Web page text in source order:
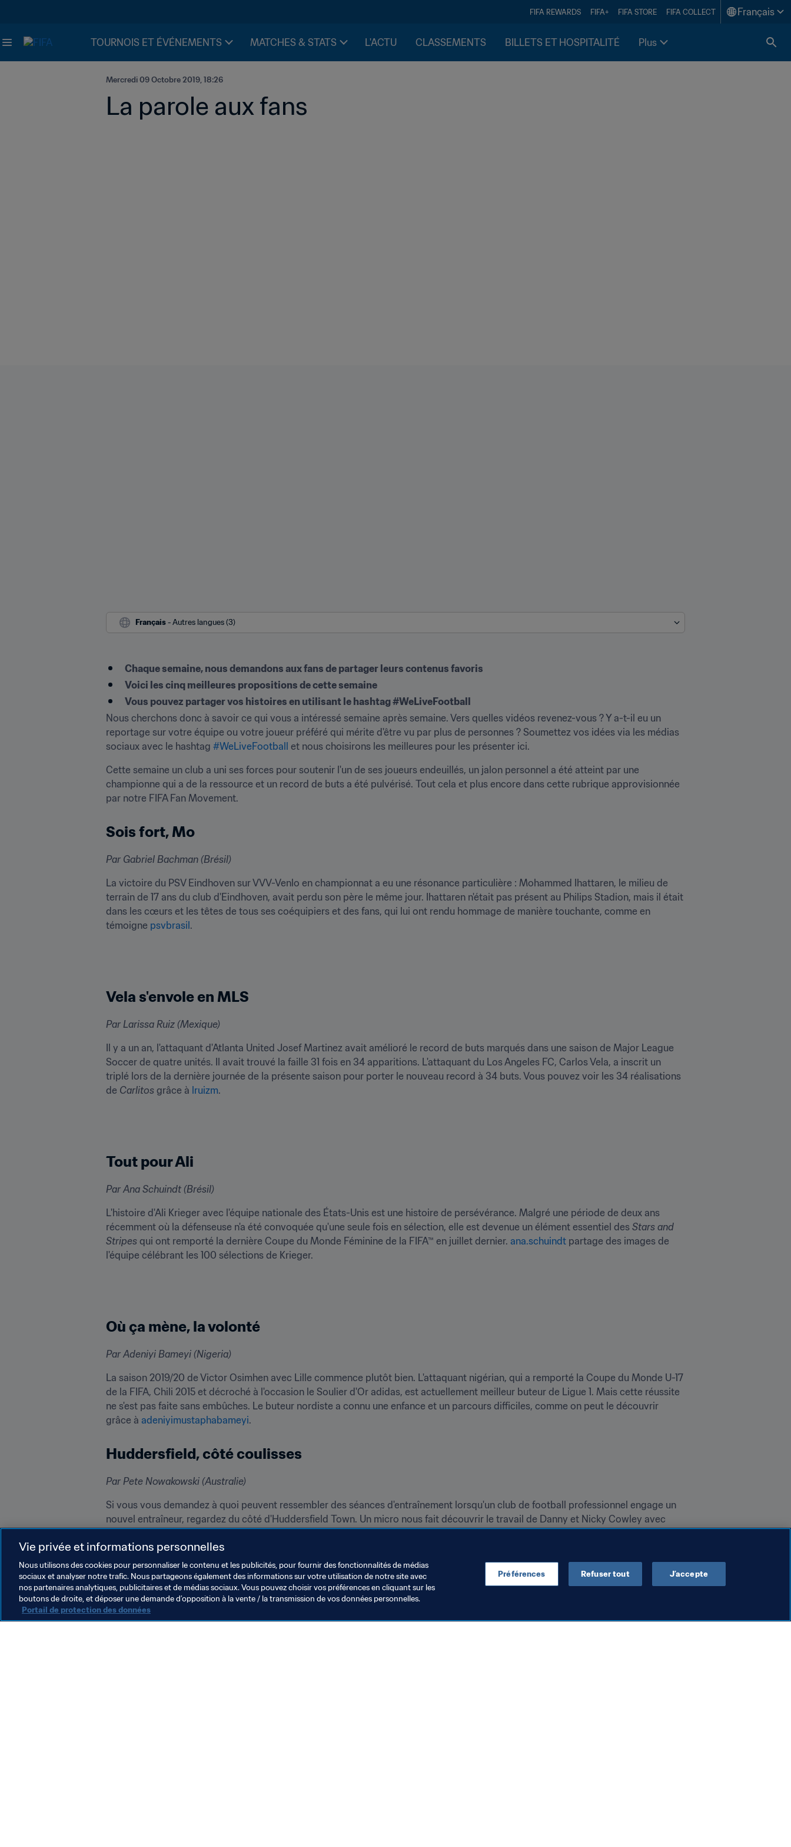
FIFA REWARDS FIFA+ FIFA STORE FIFA COLLECT Français
TOURNOIS ET ÉVÉNEMENTS MATCHES & STATS L'ACTU CLASSEMENTS BILLETS ET HOSPITALITÉ Plus
Mercredi 09 Octobre 2019, 18:26
La parole aux fans
Français - Autres langues (3)
Chaque semaine, nous demandons aux fans de partager leurs contenus favoris
Voici les cinq meilleures propositions de cette semaine
Vous pouvez partager vos histoires en utilisant le hashtag #WeLiveFootball
Nous cherchons donc à savoir ce qui vous a intéressé semaine après semaine. Vers quelles vidéos revenez-vous ? Y a-t-il eu un
reportage sur votre équipe ou votre joueur préféré qui mérite d'être vu par plus de personnes ? Soumettez vos idées via les médias
sociaux avec le hashtag #WeLiveFootball et nous choisirons les meilleures pour les présenter ici.
Cette semaine un club a uni ses forces pour soutenir l'un de ses joueurs endeuillés, un jalon personnel a été atteint par une
championne qui a de la ressource et un record de buts a été pulvérisé. Tout cela et plus encore dans cette rubrique approvisionnée
par notre FIFA Fan Movement.
Sois fort, Mo
Par Gabriel Bachman (Brésil)
La victoire du PSV Eindhoven sur VVV-Venlo en championnat a eu une résonance particulière : Mohammed Ihattaren, le milieu de
terrain de 17 ans du club d'Eindhoven, avait perdu son père le même jour. Ihattaren n'était pas présent au Philips Stadion, mais il était
dans les cœurs et les têtes de tous ses coéquipiers et des fans, qui lui ont rendu hommage de manière touchante, comme en
témoigne psvbrasil.
Vela s'envole en MLS
Par Larissa Ruiz (Mexique)
Il y a un an, l'attaquant d'Atlanta United Josef Martinez avait amélioré le record de buts marqués dans une saison de Major League
Soccer de quatre unités. Il avait trouvé la faille 31 fois en 34 apparitions. L'attaquant du Los Angeles FC, Carlos Vela, a inscrit un
triplé lors de la dernière journée de la présente saison pour porter le nouveau record à 34 buts. Vous pouvez voir les 34 réalisations
de Carlitos grâce à lruizm.
Tout pour Ali
Par Ana Schuindt (Brésil)
L'histoire d'Ali Krieger avec l'équipe nationale des États-Unis est une histoire de persévérance. Malgré une période de deux ans
récemment où la défenseuse n'a été convoquée qu'une seule fois en sélection, elle est devenue un élément essentiel des Stars and
Stripes qui ont remporté la dernière Coupe du Monde Féminine de la FIFA™ en juillet dernier. ana.schuindt partage des images de
l'équipe célébrant les 100 sélections de Krieger.
Où ça mène, la volonté
Par Adeniyi Bameyi (Nigeria)
La saison 2019/20 de Victor Osimhen avec Lille commence plutôt bien. L'attaquant nigérian, qui a remporté la Coupe du Monde U-17
de la FIFA, Chili 2015 et décroché à l'occasion le Soulier d'Or adidas, est actuellement meilleur buteur de Ligue 1. Mais cette réussite
ne s'est pas faite sans embûches. Le buteur nordiste a connu une enfance et un parcours difficiles, comme on peut le découvrir
grâce à adeniyimustaphabameyi.
Huddersfield, côté coulisses
Par Pete Nowakowski (Australie)
Si vous vous demandez à quoi peuvent ressembler des séances d'entraînement lorsqu'un club de football professionnel engage un
nouvel entraîneur, regardez du côté d'Huddersfield Town. Un micro nous fait découvrir le travail de Danny et Nicky Cowley avec
leurs joueurs. Merci d'avoir partagé, petenowakowski !
Vie privée et informations personnelles
Nous utilisons des cookies pour personnaliser le contenu et les publicités, pour fournir des fonctionnalités de médias
sociaux et analyser notre trafic. Nous partageons également des informations sur votre utilisation de notre site avec
nos partenaires analytiques, publicitaires et de médias sociaux. Vous pouvez choisir vos préférences en cliquant sur les
boutons de droite, et déposer une demande d’opposition à la vente / la transmission de vos données personnelles.
Portail de protection des données
Préférences Refuser tout J’accepte